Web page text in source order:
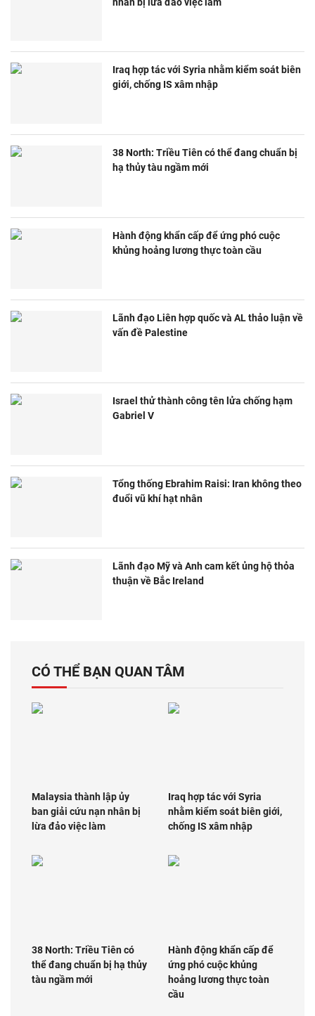
Iraq hợp tác với Syria nhằm kiểm soát biên
giới, chống IS xâm nhập
38 North: Triều Tiên có thể đang chuẩn bị
hạ thủy tàu ngầm mới
Hành động khẩn cấp để ứng phó cuộc
khủng hoảng lương thực toàn cầu
Lãnh đạo Liên hợp quốc và AL thảo luận về
vấn đề Palestine
Israel thử thành công tên lửa chống hạm
Gabriel V
Tổng thống Ebrahim Raisi: Iran không theo
đuổi vũ khí hạt nhân
Lãnh đạo Mỹ và Anh cam kết ủng hộ thỏa
thuận về Bắc Ireland
CÓ THỂ BẠN QUAN TÂM
Malaysia thành lập ủy
ban giải cứu nạn nhân bị
lừa đảo việc làm
Iraq hợp tác với Syria
nhằm kiểm soát biên giới,
chống IS xâm nhập
38 North: Triều Tiên có
thể đang chuẩn bị hạ thủy
tàu ngầm mới
Hành động khẩn cấp để
ứng phó cuộc khủng
hoảng lương thực toàn
cầu